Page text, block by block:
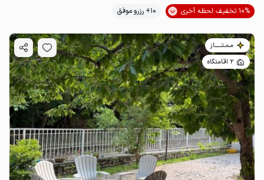
10% تخفیف لحظه آخری
10+ رزرو موفق
مـمـتــــــاز
2 اقامتگاه